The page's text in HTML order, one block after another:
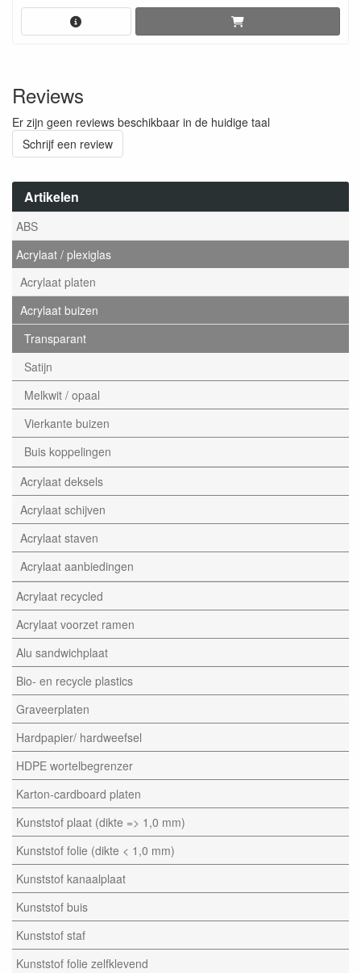
Artikelen
ABS
Acrylaat / plexiglas
Acrylaat platen
Acrylaat buizen
Transparant
Satijn
Melkwit / opaal
Vierkante buizen
Buis koppelingen
Acrylaat deksels
Acrylaat schijven
Acrylaat staven
Acrylaat aanbiedingen
Acrylaat recycled
Acrylaat voorzet ramen
Alu sandwichplaat
Bio- en recycle plastics
Graveerplaten
Hardpapier/ hardweefsel
HDPE wortelbegrenzer
Karton-cardboard platen
Kunststof plaat (dikte => 1,0 mm)
Kunststof folie (dikte < 1,0 mm)
Kunststof kanaalplaat
Kunststof buis
Kunststof staf
Kunststof folie zelfklevend
Reviews
Er zijn geen reviews beschikbaar in de huidige taal
Schrijf een review